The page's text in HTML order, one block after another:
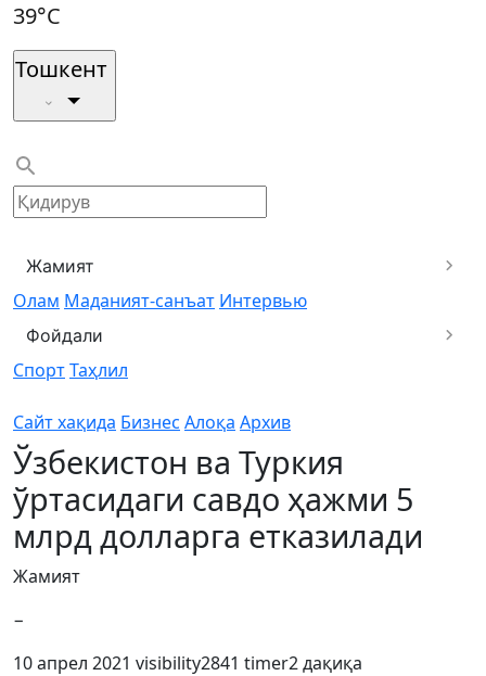
39°C
Тошкент
Жамият
Олам Маданият-санъат Интервью
Фойдали
СпортТаҳлил
Сайт хақида Бизнес Алоқа Архив
Ўзбекистон ва Туркия
ўртасидаги савдо ҳажми 5
млрд долларга етказилади
Жамият
−
10 апрел 2021 visibility2841 timer2 дақиқа